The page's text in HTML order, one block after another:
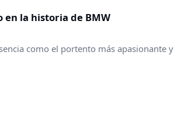
en la historia de BMW
como el portento más apasionante y